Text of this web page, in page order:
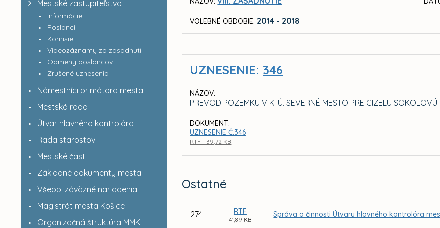
Mestské zastupiteľstvo
Informácie
Poslanci
Komisie
Videozáznamy zo zasadnutí
Odmeny poslancov
Zrušené uznesenia
Námestníci primátora mesta
Mestská rada
Útvar hlavného kontrolóra
Rada starostov
Mestské časti
Základné dokumenty mesta
Všeob. záväzné nariadenia
Magistrát mesta Košice
Organizačná štruktúra MMK
VOLEBNÉ OBDOBIE: 2014 - 2018
UZNESENIE: 346
NÁZOV:
PREVOD POZEMKU V K. Ú. SEVERNÉ MESTO PRE GIZELU SOKOLOVÚ
DOKUMENT:
UZNESENIE Č.346
RTF - 39,72 KB
Ostatné
274. RTF
41,89 KB
Správa o činnosti Útvaru hlavného kontrolóra